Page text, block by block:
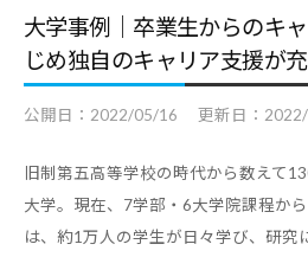
大学事例｜卒業生からのキ
じめ独自のキャリア支援が
公開日： 2022/05/16 更新日：
旧制第五高等学校の時代から数えて
大学。現在、7学部・6大学院課程か
は、約1万人の学生が日々学び、研究